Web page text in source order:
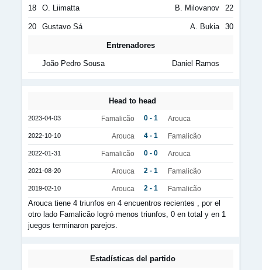
18 O. Liimatta B. Milovanov 22
20 Gustavo Sá A. Bukia 30
Entrenadores
João Pedro Sousa Daniel Ramos
Head to head
2023-04-03 Famalicão 0 - 1 Arouca
2022-10-10 Arouca 4 - 1 Famalicão
2022-01-31 Famalicão 0 - 0 Arouca
2021-08-20 Arouca 2 - 1 Famalicão
2019-02-10 Arouca 2 - 1 Famalicão
Arouca tiene 4 triunfos en 4 encuentros recientes , por el
otro lado Famalicão logró menos triunfos, 0 en total y en 1
juegos terminaron parejos.
Estadísticas del partido